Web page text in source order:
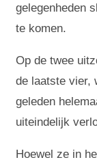
gelegenheden
te komen.
Op de twee
de laatste vier,
geleden
uiteindelijk
Hoewel ze in